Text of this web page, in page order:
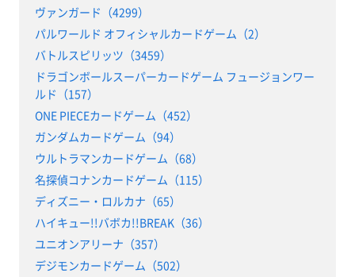
ヴァンガード（4299）
パルワールド オフィシャルカードゲーム（2）
バトルスピリッツ（3459）
ドラゴンボールスーパーカードゲーム フュージョンワー
ルド（157）
ONE PIECEカードゲーム（452）
ガンダムカードゲーム（94）
ウルトラマンカードゲーム（68）
名探偵コナンカードゲーム（115）
ディズニー・ロルカナ（65）
ハイキュー!!バボカ!!BREAK（36）
ユニオンアリーナ（357）
デジモンカードゲーム（502）